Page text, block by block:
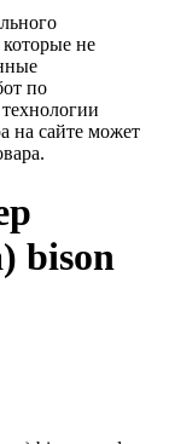
не
по
на сайте может
bison